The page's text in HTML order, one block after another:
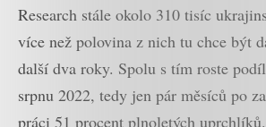
Research stále okolo 310 tisíc
více než polovina z nich tu chce být
další dva roky. Spolu s tím roste
srpnu 2022, tedy jen pár měsíců po
práci 51 procent plnoletých